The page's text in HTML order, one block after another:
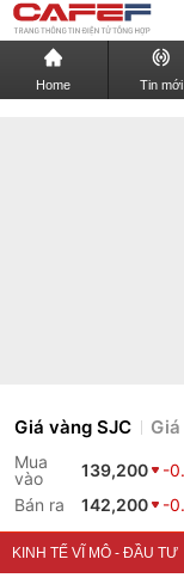
Home Tin mới
Giá vàng SJC
Mua
vào
139,200
-
Bán ra
142,200 -
KINH TẾ VĨ MÔ - ĐẦU TƯ